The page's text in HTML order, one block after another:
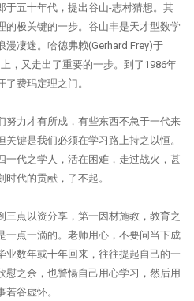
于五十年代，提出谷山-志村猜想。其
的极关键的一步。谷山丰是天才型数学
凄迷。哈德弗赖(Gerhard Frey)于
，又走出了重要的一步。到了1986年
费玛定理之门。
努力才有所成，有些东西不急于一代来
键是我们必须在学习路上持之以恒。
一代之学人，活在困难，走过战火，甚
代的贡献，了不起。
三点以资分享，第一因材施教，教育之
一点一滴的。老师用心，不要问当下成
业数年或十年回来，往往提起自己的一
慰之余，也警愓自己用心学习，然后用
谷虚怀。